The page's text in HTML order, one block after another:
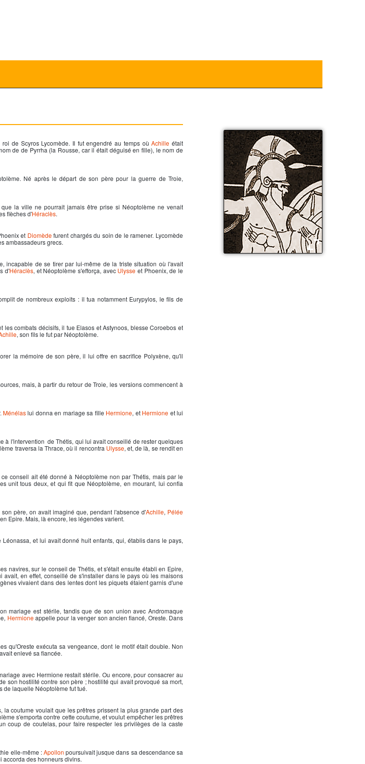
de Scyros Lycomède. Il fut engendré au temps oùAchille était
de de Pyrrha (la Rousse, car il était déguisé en fille), le nom de
Né après le départ de son père pour la guerre de Troie,
la ville ne pourrait jamais être prise si Néoptolème ne venait
flèches d'Héraclès.
et Diomèdefurent chargés du soin de le ramener. Lycomède
ambassadeurs grecs.
incapable de se tirer par lui-même de la triste situation où l'avait
d'Héraclès, et Néoptolème s'efforça, avec Ulysse et Phoenix, de le
de nombreux exploits : il tua notamment Eurypylos, le fils de
combats décisifs, il tue Elasos et Astynoos, blesse Coroebos et
, son fils le fut par Néoptolème.
la mémoire de son père, il lui offre en sacrifice Polyxène, qu'il
mais, à partir du retour de Troie, les versions commencent à
Ménélaslui donna en mariage sa fille Hermione, et Hermione et lui
à l'intervention de Thétis, qui lui avait conseillé de rester quelques
traversa la Thrace, où il rencontra Ulysse, et, de là, se rendit en
conseil ait été donné à Néoptolème non par Thétis, mais par le
unit tous deux, et qui fit que Néoptolème, en mourant, lui confia
père, on avait imaginé que, pendant l'absence d'Achille, Pélée
Epire. Mais, là encore, les légendes varient.
Léonassa, et lui avait donné huit enfants, qui, établis dans le pays,
navires, sur le conseil de Thétis, et s'était ensuite établi en Epire,
avait, en effet, conseillé de s'installer dans le pays où les maisons
vivaient dans des lentes dont les piquets étaient garnis d'une
mariage est stérile, tandis que de son union avec Andromaque
Hermioneappelle pour la venger son ancien fiancé, Oreste. Dans
qu'Oreste exécuta sa vengeance, dont le motif était double. Non
enlevé sa fiancée.
avec Hermione restait stérile. Ou encore, pour consacrer au
son hostilité contre son père ; hostilité qui avait provoqué sa mort,
de laquelle Néoptolème fut tué.
coutume voulait que les prêtres prissent la plus grande part des
s'emporta contre cette coutume, et voulut empêcher les prêtres
coup de coutelas, pour faire respecter les privilèges de la caste
elle-même :Apollon poursuivait jusque dans sa descendance sa
accorda des honneurs divins.